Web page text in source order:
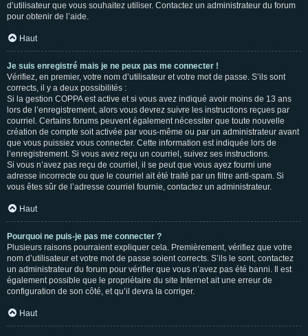
d’utilisateur que vous souhaitez utiliser. Contactez un administrateur du forum
pour obtenir de l’aide.
Haut
Je suis enregistré mais je ne peux pas me connecter !
Vérifiez, en premier, votre nom d’utilisateur et votre mot de passe. S’ils sont
corrects, il y a deux possibilités :
Si la gestion COPPA est active et si vous avez indiqué avoir moins de 13 ans
lors de l’enregistrement, alors vous devrez suivre les instructions reçues par
courriel. Certains forums peuvent également nécessiter que toute nouvelle
création de compte soit activée par vous-même ou par un administrateur avant
que vous puissiez vous connecter. Cette information est indiquée lors de
l’enregistrement. Si vous avez reçu un courriel, suivez ses instructions.
Si vous n’avez pas reçu de courriel, il se peut que vous ayez fourni une
adresse incorrecte ou que le courriel ait été traité par un filtre anti-spam. Si
vous êtes sûr de l’adresse courriel fournie, contactez un administrateur.
Haut
Pourquoi ne puis-je pas me connecter ?
Plusieurs raisons pourraient expliquer cela. Premièrement, vérifiez que votre
nom d’utilisateur et votre mot de passe soient corrects. S’ils le sont, contactez
un administrateur du forum pour vérifier que vous n’avez pas été banni. Il est
également possible que le propriétaire du site Internet ait une erreur de
configuration de son côté, et qu’il devra la corriger.
Haut